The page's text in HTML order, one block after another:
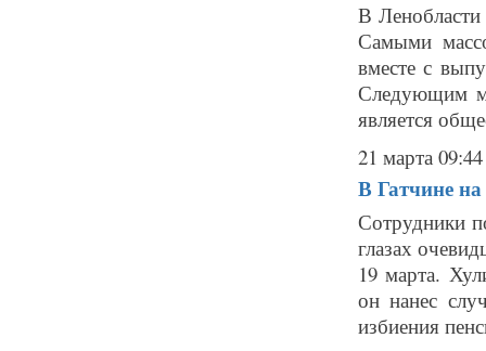
В
Самыми
вместе с
Следующим
является
21 марта 09:44
В Гатчине
Сотрудники
глазах
19 марта.
он нанес
избиения